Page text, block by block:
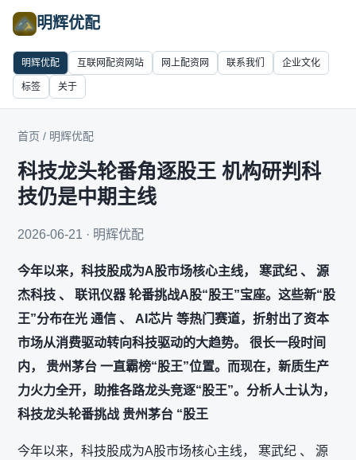
明辉优配
明辉优配 互联网配资网站 网上配资网 联系我们 企业文化
标签 关于
首页 / 明辉优配
科技龙头轮番角逐股王 机构研判科
技仍是中期主线
2026-06-21 · 明辉优配
今年以来，科技股成为A股市场核心主线， 寒武纪 、 源
杰科技 、 联讯仪器 轮番挑战A股“股王”宝座。这些新“股
王”分布在光 通信 、 AI芯片 等热门赛道，折射出了资本
市场从消费驱动转向科技驱动的大趋势。 很长一段时间
内， 贵州茅台 一直霸榜“股王”位置。而现在，新质生产
力火力全开，助推各路龙头竞逐“股王”。分析人士认为，
科技龙头轮番挑战 贵州茅台 “股王
今年以来，科技股成为A股市场核心主线， 寒武纪 、 源